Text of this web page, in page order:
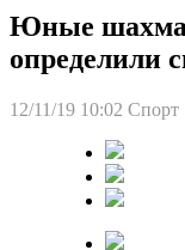
Юные
определили
12/11/19 10:02 Спорт